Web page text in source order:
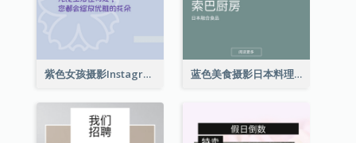
紫色女孩摄影Instagram限时动态 蓝色美食摄影日本料理Instagram限时动态